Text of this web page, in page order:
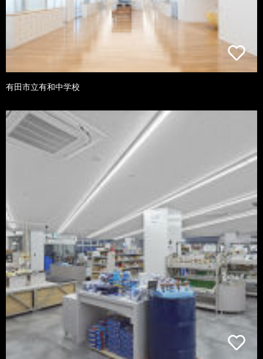
有田市立有和中学校